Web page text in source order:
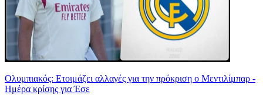
Ολυμπιακός: Ετοιμάζει αλλαγές για την πρόκριση ο Μεντιλίμπαρ -
Ημέρα κρίσης για Έσε